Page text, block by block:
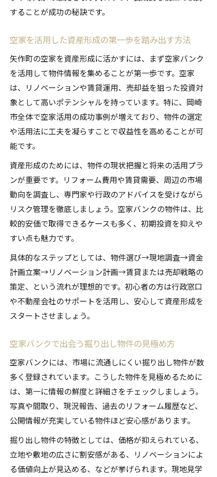
することが成功の秘訣です。
空家を活用した資産形成の第一歩を踏み出す方法
矢作町の空家を資産形成に活かすには、まず空家バンク
を活用して物件情報を集めることが第一歩です。空家
は、リノベーションや賃貸運用、売却益を狙った投資対
象として高いポテンシャルを持っています。特に、岡崎
市全体で空家活用の成功事例が増えており、物件の選定
や活用法に工夫を凝らすことで収益性を高めることが可
能です。
資産形成のためには、物件の現状把握と将来の活用プラ
ンが重要です。リフォーム費用や賃貸需要、周辺の市場
動向を調査し、専門家や行政のアドバイスを受けながら
リスク管理を徹底しましょう。空家バンクの物件は、比
較的安価で取得できるケースも多く、初期投資を抑えや
すい点も魅力です。
具体的なステップとしては、物件選び→現地調査→資金
計画立案→リノベーション計画→賃貸または売却戦略の
策定、という流れが理想的です。初心者の方は行政窓口
や不動産会社のサポートを活用し、安心して資産形成を
スタートさせましょう。
空家バンクで出会う掘り出し物件の見極め方
空家バンクには、市場に流通しにくい掘り出し物件が数
多く登録されています。こうした物件を見極めるために
は、第一に情報の鮮度と詳細さをチェックしましょう。
写真や間取り、現況報告、過去のリフォーム履歴など、
公開情報が充実している物件ほど安心感があります。
掘り出し物件の特徴としては、価格が抑えられている、
立地や敷地の広さに割安感がある、リノベーションによ
る価値向上が見込める、などが挙げられます。現地見学